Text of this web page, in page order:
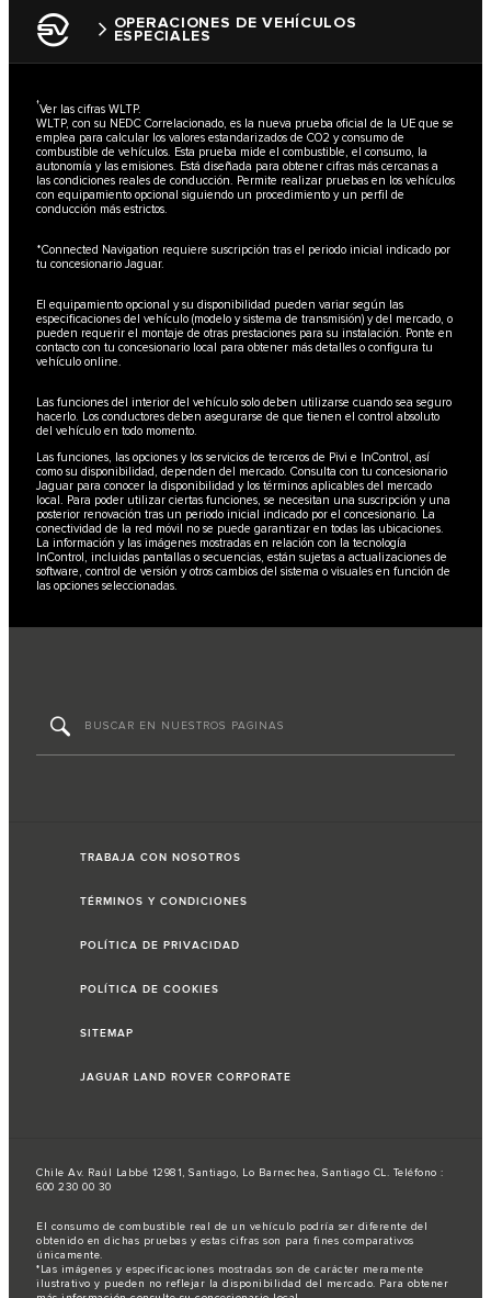
OPERACIONES DE VEHÍCULOS
ESPECIALES
†Ver las cifras WLTP.
WLTP, con su NEDC Correlacionado, es la nueva prueba oficial de la UE que se
emplea para calcular los valores estandarizados de CO2 y consumo de
combustible de vehículos. Esta prueba mide el combustible, el consumo, la
autonomía y las emisiones. Está diseñada para obtener cifras más cercanas a
las condiciones reales de conducción. Permite realizar pruebas en los vehículos
con equipamiento opcional siguiendo un procedimiento y un perfil de
conducción más estrictos.
*Connected Navigation requiere suscripción tras el periodo inicial indicado por
tu concesionario Jaguar.
El equipamiento opcional y su disponibilidad pueden variar según las
especificaciones del vehículo (modelo y sistema de transmisión) y del mercado, o
pueden requerir el montaje de otras prestaciones para su instalación. Ponte en
contacto con tu concesionario local para obtener más detalles o configura tu
vehículo online.
Las funciones del interior del vehículo solo deben utilizarse cuando sea seguro
hacerlo. Los conductores deben asegurarse de que tienen el control absoluto
del vehículo en todo momento.
Las funciones, las opciones y los servicios de terceros de Pivi e InControl, así
como su disponibilidad, dependen del mercado. Consulta con tu concesionario
Jaguar para conocer la disponibilidad y los términos aplicables del mercado
local. Para poder utilizar ciertas funciones, se necesitan una suscripción y una
posterior renovación tras un periodo inicial indicado por el concesionario. La
conectividad de la red móvil no se puede garantizar en todas las ubicaciones.
La información y las imágenes mostradas en relación con la tecnología
InControl, incluidas pantallas o secuencias, están sujetas a actualizaciones de
software, control de versión y otros cambios del sistema o visuales en función de
las opciones seleccionadas.
TRABAJA CON NOSOTROS
TÉRMINOS Y CONDICIONES
POLÍTICA DE PRIVACIDAD
POLÍTICA DE COOKIES
SITEMAP
JAGUAR LAND ROVER CORPORATE
Chile Av. Raúl Labbé 12981, Santiago, Lo Barnechea, Santiago CL. Teléfono :
600 230 00 30
El consumo de combustible real de un vehículo podría ser diferente del
obtenido en dichas pruebas y estas cifras son para fines comparativos
únicamente.
*Las imágenes y especificaciones mostradas son de carácter meramente
ilustrativo y pueden no reflejar la disponibilidad del mercado. Para obtener